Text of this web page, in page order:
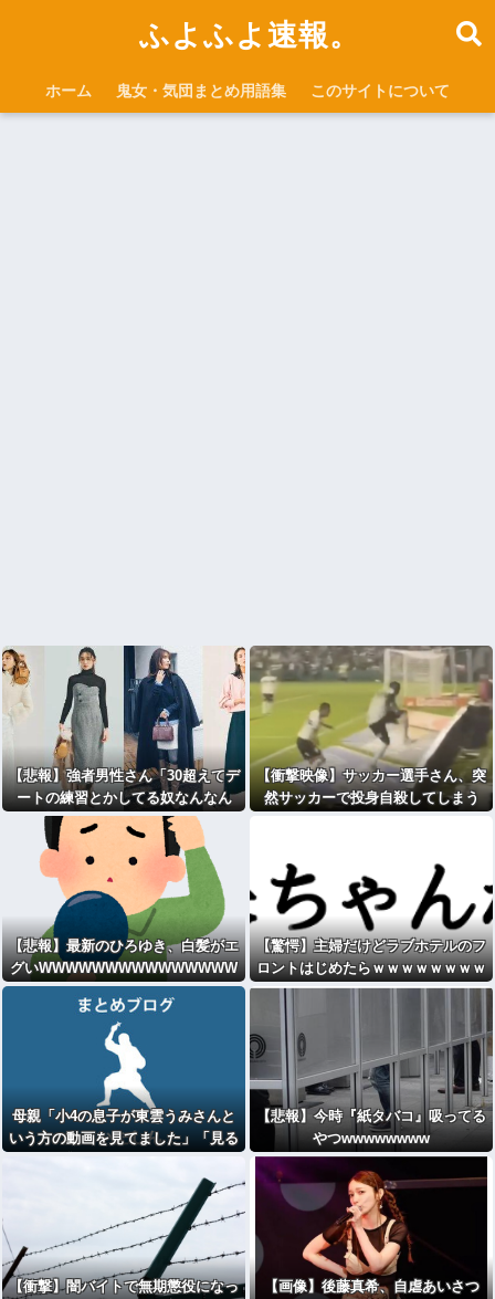
ふよふよ速報。
ホーム 鬼女・気団まとめ用語集 このサイトについて
【悲報】強者男性さん「30超えてデ
ートの練習とかしてる奴なんなん
だ？普通は10代の子供がいるぞ」
【衝撃映像】サッカー選手さん、突
然サッカーで投身自殺してしまう
【悲報】最新のひろゆき、白髪がエ
グいWWWWWWWWWWWWWWW
WWWWWWWWWWWWWWWWW
WWWWWWWWWWWWWWWWW
WWWWWWWW
【驚愕】主婦だけどラブホテルのフ
ロントはじめたらｗｗｗｗｗｗｗｗ
ｗｗｗｗwwww
母親「小4の息子が東雲うみさんと
いう方の動画を見てました」「見る
【悲報】今時『紙タバコ』吸ってる
やつwwwwwwww
【衝撃】闇バイトで無期懲役になっ
【画像】後藤真希、自虐あいさつ